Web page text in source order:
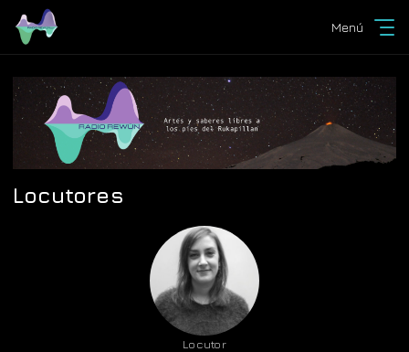
Menú
Locutores
Locutor